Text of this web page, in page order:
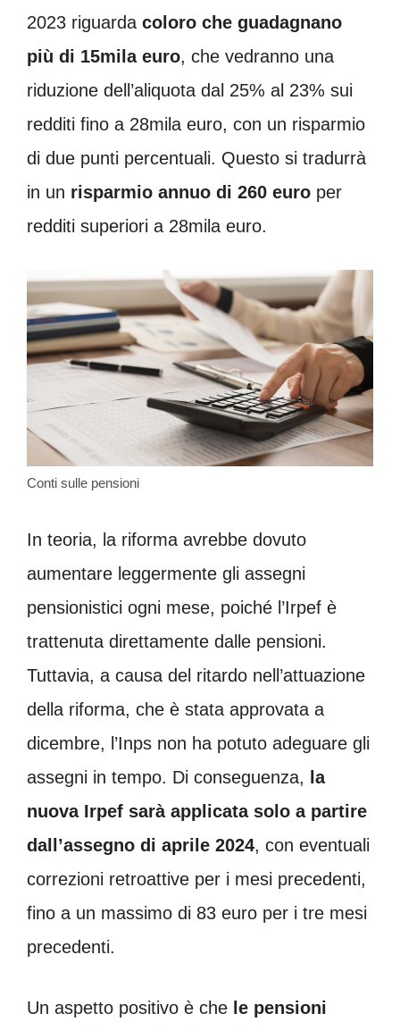
2023 riguarda coloro che guadagnano
più di 15mila euro, che vedranno una
riduzione dell’aliquota dal 25% al 23% sui
redditi fino a 28mila euro, con un risparmio
di due punti percentuali. Questo si tradurrà
in un risparmio annuo di 260 euro per
redditi superiori a 28mila euro.
Conti sulle pensioni
In teoria, la riforma avrebbe dovuto
aumentare leggermente gli assegni
pensionistici ogni mese, poiché l’Irpef è
trattenuta direttamente dalle pensioni.
Tuttavia, a causa del ritardo nell’attuazione
della riforma, che è stata approvata a
dicembre, l’Inps non ha potuto adeguare gli
assegni in tempo. Di conseguenza,
la
nuova Irpef sarà applicata solo a partire
dall’assegno di aprile 2024, con eventuali
correzioni retroattive per i mesi precedenti,
fino a un massimo di 83 euro per i tre mesi
precedenti.
Un aspetto positivo è che le pensioni